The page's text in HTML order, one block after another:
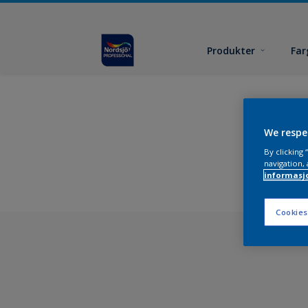
Produkter
We
By clicking
navigation,